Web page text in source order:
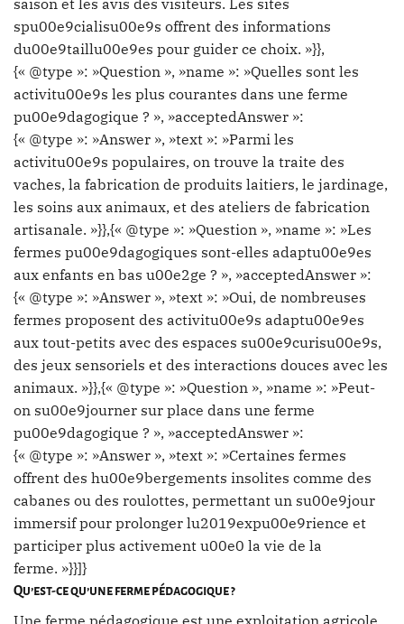
saison et les avis des visiteurs. Les sites
spu00e9cialisu00e9s offrent des informations
du00e9taillu00e9es pour guider ce choix. »}},
{« @type »: »Question », »name »: »Quelles sont les
activitu00e9s les plus courantes dans une ferme
pu00e9dagogique ? », »acceptedAnswer »:
{« @type »: »Answer », »text »: »Parmi les
activitu00e9s populaires, on trouve la traite des
vaches, la fabrication de produits laitiers, le jardinage,
les soins aux animaux, et des ateliers de fabrication
artisanale. »}},{« @type »: »Question », »name »: »Les
fermes pu00e9dagogiques sont-elles adaptu00e9es
aux enfants en bas u00e2ge ? », »acceptedAnswer »:
{« @type »: »Answer », »text »: »Oui, de nombreuses
fermes proposent des activitu00e9s adaptu00e9es
aux tout-petits avec des espaces su00e9curisu00e9s,
des jeux sensoriels et des interactions douces avec les
animaux. »}},{« @type »: »Question », »name »: »Peut-
on su00e9journer sur place dans une ferme
pu00e9dagogique ? », »acceptedAnswer »:
{« @type »: »Answer », »text »: »Certaines fermes
offrent des hu00e9bergements insolites comme des
cabanes ou des roulottes, permettant un su00e9jour
immersif pour prolonger lu2019expu00e9rience et
participer plus activement u00e0 la vie de la
ferme. »}}]}
Qu’est-ce qu’une ferme pédagogique ?
Une ferme pédagogique est une exploitation agricole